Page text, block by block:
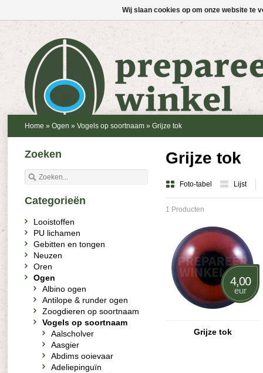
Home » Ogen » Vogels op soortnaam » Grijze tok
Grijze tok
Foto-tabel Lijst
1 Producten
4,00
eur
Grijze tok
Zoeken
Categorieën
Looistoffen
PU lichamen
Gebitten en tongen
Neuzen
Oren
Ogen
Albino ogen
Antilope & runder ogen
Zoogdieren op soortnaam
Vogels op soortnaam
Aalscholver
Aasgier
Abdims ooievaar
Adeliepinguïn
Wij slaan cookies op om onze website te